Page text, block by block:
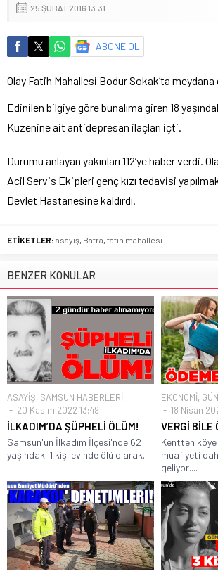
25 ŞUBAT 2016 13:31
ABONE OL
Olay Fatih Mahallesi Bodur Sokak’ta meydana
Edinilen bilgiye göre bunalıma giren 18
Kuzenine ait antidepresan ilaçları içti.
Durumu anlayan yakınları 112’ye haber verdi.
Acil Servis Ekipleri genç kızı tedavisi
Devlet Hastanesine kaldırdı.
ETİKETLER: asayiş Bafra fatih mahallesi
BENZER KONULAR
ASAYİŞ, SAMSUN HABERLERİ
20 Kasım 2022 13:49
İLKADIM’DA ŞÜPHELİ ÖLÜM!
Samsun'un İlkadım İlçesi'nde 62
yaşındaki 1 kişi evinde ölü olarak...
EKONOMİ,
18 Nisan
VERGİ BİLE
Kentten
muafiyeti
geliyor....